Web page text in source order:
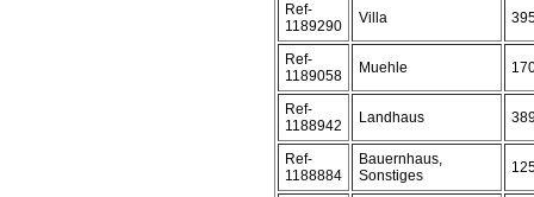
Ref-
1189290
Villa
Ref-
1189058
Muehle
Ref-
1188942
Landhaus
Ref-
1188884
Bauernhaus,
Sonstiges